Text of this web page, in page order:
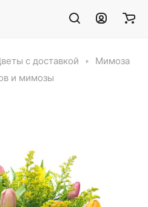
с доставкой
Мимоза
и мимозы